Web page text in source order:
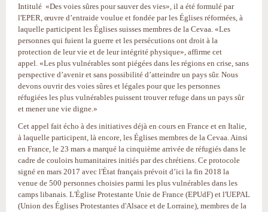
Intitulé «Des voies sûres pour sauver des vies», il a été formulé par
l'EPER, œuvre d’entraide voulue et fondée par les Églises réformées, à
laquelle participent les Églises suisses membres de la Cevaa. «Les
personnes qui fuient la guerre et les persécutions ont droit à la
protection de leur vie et de leur intégrité physique», affirme cet
appel. «Les plus vulnérables sont piégées dans les régions en crise, sans
perspective d’avenir et sans possibilité d’atteindre un pays sûr. Nous
devons ouvrir des voies sûres et légales pour que les personnes
réfugiées les plus vulnérables puissent trouver refuge dans un pays sûr
et mener une vie digne.»
Cet appel fait écho à des initiatives déjà en cours en France et en Italie,
à laquelle participent, là encore, les Églises membres de la Cevaa. Ainsi
en France, le 23 mars a marqué la cinquième arrivée de réfugiés dans le
cadre de couloirs humanitaires initiés par des chrétiens. Ce protocole
signé en mars 2017 avec l'État français prévoit d’ici la fin 2018 la
venue de 500 personnes choisies parmi les plus vulnérables dans les
camps libanais. L'Église Protestante Unie de France (EPUdF) et l'UEPAL
(Union des Églises Protestantes d'Alsace et de Lorraine), membres de la